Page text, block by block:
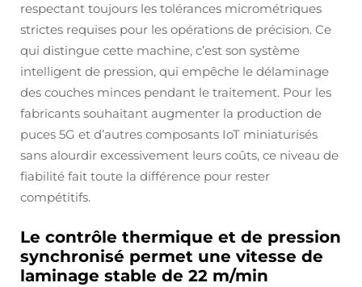
respectant toujours les tolérances micrométriques
strictes requises pour les opérations de précision. Ce
qui distingue cette machine, c’est son système
intelligent de pression, qui empêche le délaminage
des couches minces pendant le traitement. Pour les
fabricants souhaitant augmenter la production de
puces 5G et d’autres composants IoT miniaturisés
sans alourdir excessivement leurs coûts, ce niveau de
fiabilité fait toute la différence pour rester
compétitifs.
Le contrôle thermique et de pression
synchronisé permet une vitesse de
laminage stable de 22 m/min